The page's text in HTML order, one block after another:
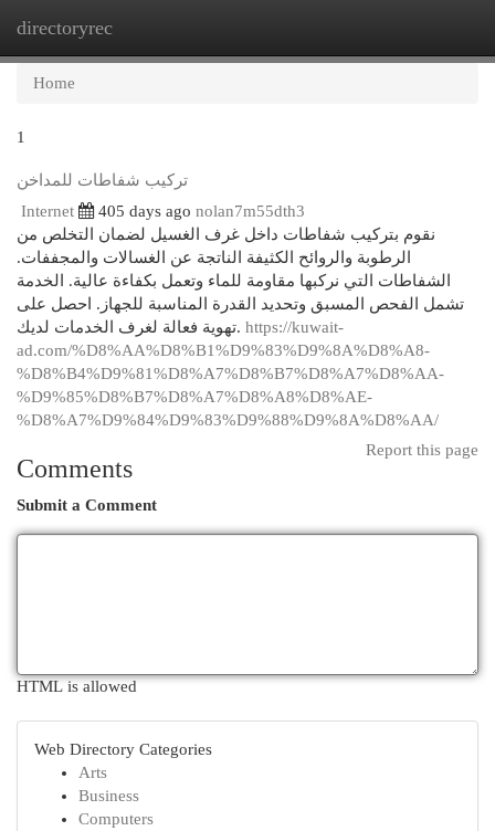
directoryrec
Home
1
تركيب شفاطات للمداخن
Internet
405 days ago nolan7m55dth3
نقوم بتركيب شفاطات داخل غرف الغسيل لضمان التخلص من
الرطوبة والروائح الكثيفة الناتجة عن الغسالات والمجففات.
الشفاطات التي نركبها مقاومة للماء وتعمل بكفاءة عالية. الخدمة
تشمل الفحص المسبق وتحديد القدرة المناسبة للجهاز. احصل على
تهوية فعالة لغرف الخدمات لديك. https://kuwait-
ad.com/%D8%AA%D8%B1%D9%83%D9%8A%D8%A8-
%D8%B4%D9%81%D8%A7%D8%B7%D8%A7%D8%AA-
%D9%85%D8%B7%D8%A7%D8%A8%D8%AE-
%D8%A7%D9%84%D9%83%D9%88%D9%8A%D8%AA/
Report this page
Comments
Submit a Comment
HTML is allowed
Web Directory Categories
Arts
Business
Computers